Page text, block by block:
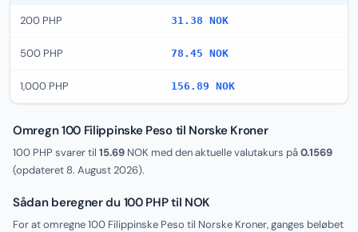
200 PHP 31.38 NOK
500 PHP 78.45 NOK
1,000 PHP 156.89 NOK
Omregn 100 Filippinske Peso til Norske Kroner
100 PHP svarer til 15.69 NOK med den aktuelle valutakurs på0.1569
(opdateret 8. August 2026).
Sådan beregner du 100 PHP til NOK
For at omregne 100 Filippinske Peso til Norske Kroner, ganges beløbet